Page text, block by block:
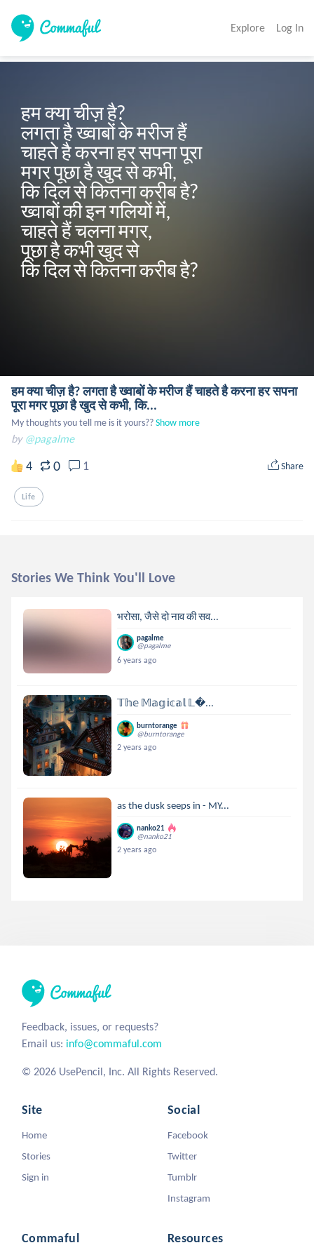
Explore Log In
हम क्या चीज़ है?
लगता है ख्वाबों के मरीज हैं
चाहते है करना हर सपना पूरा
मगर पूछा है खुद से कभी,
कि दिल से कितना करीब है?
ख्वाबों की इन गलियों में,
चाहते हैं चलना मगर,
पूछा है कभी खुद से
कि दिल से कितना करीब है?
हम क्या चीज़ है? लगता है ख्वाबों के मरीज हैं चाहते है करना हर सपना
पूरा मगर पूछा है खुद से कभी, कि...
My thoughts you tell me is it yours??Show more
by @pagalme
4 0 1 Share
Life
Stories We Think You'll Love
भरोसा, जैसे दो नाव की सव...
pagalme
@pagalme
6 years ago
𝕋𝕙𝕖 𝕄𝕒𝕘𝕚𝕔𝕒𝕝 𝕃...
burntorange
@burntorange
2 years ago
as the dusk seeps in - MY...
nanko21
@nanko21
2 years ago
Feedback, issues, or requests?
Email us: info@commaful.com
© 2026 UsePencil, Inc. All Rights Reserved.
Site
Home
Stories
Sign in
Social
Facebook
Twitter
Tumblr
Instagram
Commaful Resources